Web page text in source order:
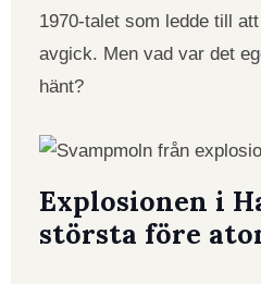
1970-talet som ledde till
avgick. Men vad var det
hänt?
Explosionen i
största före